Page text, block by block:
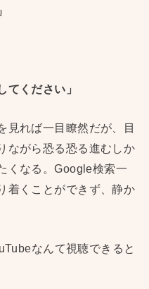
てください」
見れば一目瞭然だが、目
ながら恐る恐る進むしか
くなる。Google検索一
着くことができず、静か
なんて視聴できると